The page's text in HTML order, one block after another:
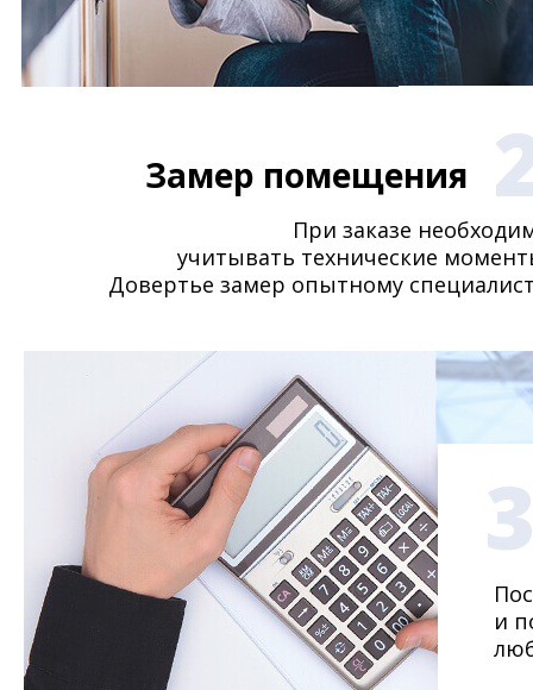
и
При заказе
учитывать технические
Довертье замер опытному
Замер помещения